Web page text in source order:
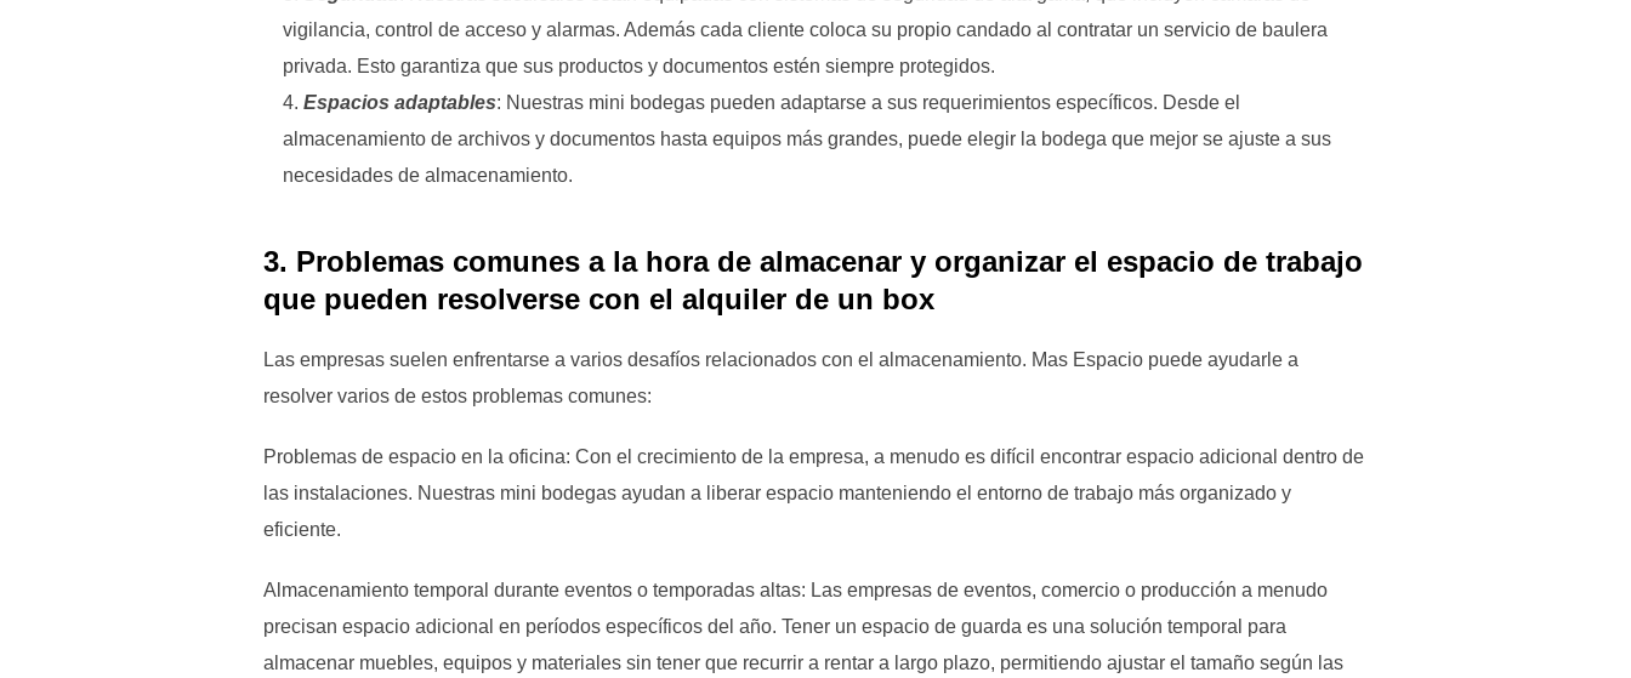
vigilancia, control de acceso y alarmas. Además cada cliente coloca su propio candado al contratar un servicio de baulera
privada. Esto garantiza que sus productos y documentos estén siempre protegidos.
Espacios adaptables: Nuestras mini bodegas pueden adaptarse a sus requerimientos específicos. Desde el
almacenamiento de archivos y documentos hasta equipos más grandes, puede elegir la bodega que mejor se ajuste a sus
necesidades de almacenamiento.
3. Problemas comunes a la hora de almacenar y organizar el espacio de trabajo
que pueden resolverse con el alquiler de un box
Las empresas suelen enfrentarse a varios desafíos relacionados con el almacenamiento. Mas Espacio puede ayudarle a
resolver varios de estos problemas comunes:
Problemas de espacio en la oficina: Con el crecimiento de la empresa, a menudo es difícil encontrar espacio adicional dentro de
las instalaciones. Nuestras mini bodegas ayudan a liberar espacio manteniendo el entorno de trabajo más organizado y
eficiente.
Almacenamiento temporal durante eventos o temporadas altas: Las empresas de eventos, comercio o producción a menudo
precisan espacio adicional en períodos específicos del año. Tener un espacio de guarda es una solución temporal para
almacenar muebles, equipos y materiales sin tener que recurrir a rentar a largo plazo, permitiendo ajustar el tamaño según las